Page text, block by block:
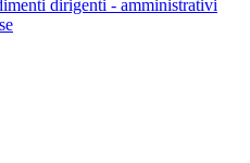
dirigenti - amministrativi